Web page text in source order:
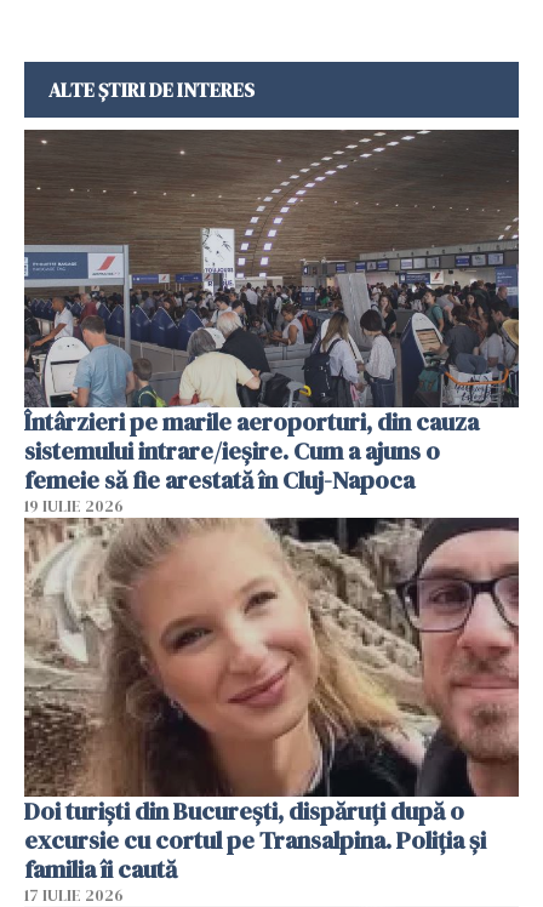
ALTE ȘTIRI DE INTERES
Întârzieri pe marile aeroporturi, din cauza
sistemului intrare/ieșire. Cum a ajuns o
femeie să fie arestată în Cluj-Napoca
19 IULIE 2026
Doi turiști din București, dispăruți după o
excursie cu cortul pe Transalpina. Poliția și
familia îi caută
17 IULIE 2026